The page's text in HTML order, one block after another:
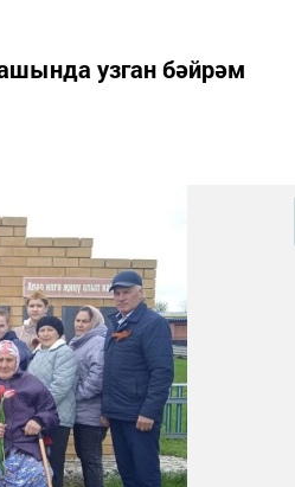
узган бәйрәм